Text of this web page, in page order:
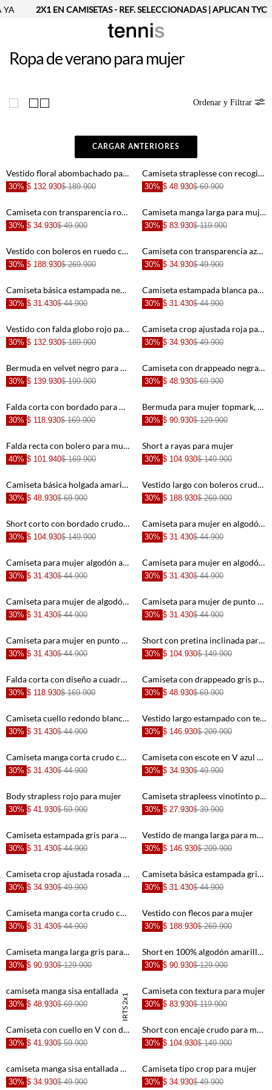
2X1 EN CAMISETAS - REF. SELECCIONADAS | APLICAN TYC
Ropa de verano para mujer
Ordenar y Filtrar
CARGAR ANTERIORES
+
Vestido floral abombachado para mujer
30% $ 132.930$ 189.900
+
Camiseta straplesse con recogido para mujer
30% $ 48.930$ 69.900
+
Camiseta con transparencia rosada para mujer
30% $ 34.930$ 49.900
+
Camiseta manga larga para mujer
30% $ 83.930$ 119.900
+
Vestido con boleros en ruedo crudo para mujer
30% $ 188.930$ 269.900
+
Camiseta con transparencia azul para mujer
30% $ 34.930$ 49.900
+
Camiseta básica estampada negra para mujer
30% $ 31.430$ 44.900
Camiseta estampada blanca para mujer
30% $ 31.430$ 44.900
+
Vestido con falda globo rojo para mujer
30% $ 132.930$ 189.900
+
Camiseta crop ajustada roja para mujer
30% $ 34.930$ 49.900
+
Bermuda en velvet negro para mujer
30% $ 139.930$ 199.900
+
Camiseta con drappeado negra para mujer
30% $ 48.930$ 69.900
+
Falda corta con bordado para mujer
30% $ 118.930$ 169.900
+
Bermuda para mujer topmark, bermuda tradicional entero
30% $ 90.930$ 129.900
+
Falda recta con bolero para mujer
40% $ 101.940$ 169.900
+
Short a rayas para mujer
30% $ 104.930$ 149.900
+
Camiseta básica holgada amarilla para mujer
30% $ 48.930$ 69.900
+
Vestido largo con boleros crudo con textura suave para mujer
30% $ 188.930$ 269.900
+
Short corto con bordado crudo para mujer
30% $ 104.930$ 149.900
+
Camiseta para mujer en algodón marfil fit ceñido con bordado
30% $ 31.430$ 44.900
+
Camiseta para mujer algodón amarilla fit regular con corazón
30% $ 31.430$ 44.900
+
Camiseta para mujer en algodón café fit clásico con tigres
30% $ 31.430$ 44.900
+
Camiseta para mujer de algodón crudo corte clásico con gráfico
30% $ 31.430$ 44.900
+
Camiseta para mujer de punto camel corte recto con gráfico Always Fierce
30% $ 31.430$ 44.900
+
Camiseta para mujer en punto suave blanca fit relajado con gráfico western
30% $ 31.430$ 44.900
+
Short con pretina inclinada para mujer
30% $ 104.930$ 149.900
+
Falda corta con diseño a cuadros roja para mujer
30% $ 118.930$ 169.900
+
Camiseta con drappeado gris para mujer
30% $ 48.930$ 69.900
+
Camiseta cuello redondo blanca para mujer
30% $ 31.430$ 44.900
+
Vestido largo estampado con textura ligera para mujer de silueta ajustada
30% $ 146.930$ 209.900
+
Camiseta manga corta crudo con detalle fruncido para mujer con acabado suave
30% $ 31.430$ 44.900
Camiseta con escote en V azul para mujer
30% $ 34.930$ 49.900
+
Body strapless rojo para mujer
30% $ 41.930$ 59.900
+
Camiseta strapleess vinotinto para mujer
30% $ 27.930$ 39.900
+
Camiseta estampada gris para mujer
30% $ 31.430$ 44.900
+
Vestido de manga larga para mujer
30% $ 146.930$ 209.900
+
Camiseta crop ajustada rosada con estructura ligera para mujer
30% $ 34.930$ 49.900
+
Camiseta básica estampada gris con acabado acanalado para mujer
30% $ 31.430$ 44.900
+
Camiseta manga corta crudo con detalle fruncido para mujer de silueta ajustada
30% $ 31.430$ 44.900
+
Vestido con flecos para mujer
30% $ 188.930$ 269.900
Camiseta manga larga gris para mujer
30% $ 90.930$ 129.900
Short en 100% algodón amarillo para mujer
30% $ 90.930$ 129.900
TSHIRTS 2x1
30% $ 48.930$ 69.900
Camiseta con textura para mujer
30% $ 83.930$ 119.900
Camiseta con cuello en V con detalle fruncido para mujer
30% $ 41.930$ 59.900
Short con encaje crudo para mujer
30% $ 104.930$ 149.900
camiseta manga sisa entallada para mujer de silueta ajustada
30% $ 34.930$ 49.900
Camiseta tipo crop para mujer
30% $ 34.930$ 49.900